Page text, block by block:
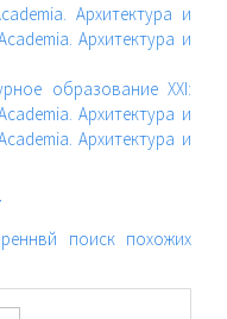
Архитектура и
Архитектура и
образование XXI:
Архитектура и
Архитектура и
поиск похожих